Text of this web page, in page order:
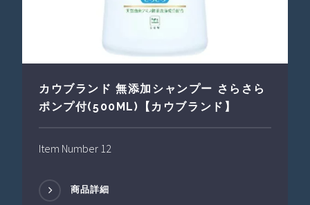
カウブランド 無添加シャンプー さらさら
ポンプ付(500ML)【カウブランド】
Item Number 12
商品詳細